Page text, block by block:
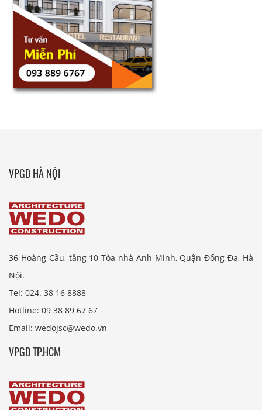
VPGD HÀ NỘI
36 Hoàng Cầu, tầng 10 Tòa nhà Anh Minh, Quận Đống Đa, Hà
Nội.
Tel: 024. 38 16 8888
Hotline: 09 38 89 67 67
Email: wedojsc@wedo.vn
VPGD TP.HCM